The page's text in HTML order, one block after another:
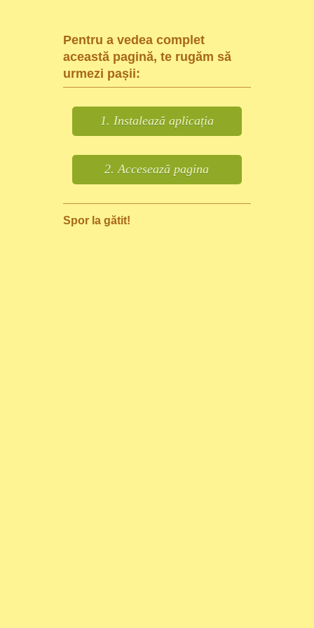
Pentru a vedea complet
această pagină, te rugăm să
urmezi pașii:
1. Instalează aplicația
2. Accesează pagina
Spor la gătit!